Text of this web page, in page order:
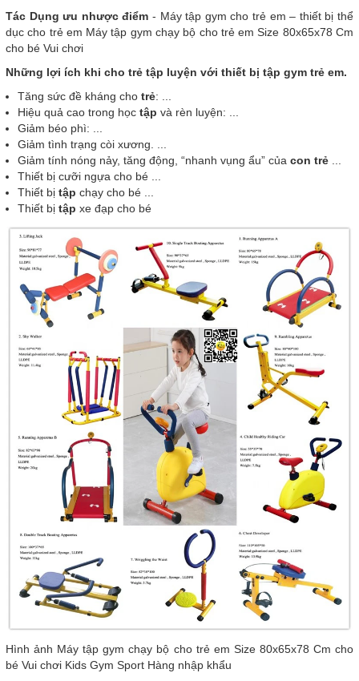
Tác Dụng ưu nhược điểm - Máy tập gym cho trẻ em – thiết bị thể
dục cho trẻ em Máy tập gym chạy bộ cho trẻ em Size 80x65x78 Cm
cho bé Vui chơi
Những lợi ích khi cho trẻ tập luyện với thiết bị tập gym trẻ em.
Tăng sức đề kháng cho trẻ: ...
Hiệu quả cao trong học tập và rèn luyện: ...
Giảm béo phì: ...
Giảm tình trạng còi xương. ...
Giảm tính nóng nảy, tăng động, “nhanh vụng ẩu” của con trẻ
Thiết bị cưỡi ngựa cho bé ...
Thiết bị tập chạy cho bé ...
Thiết bị tập xe đạp cho bé
Hình ảnh Máy tập gym chạy bộ cho trẻ em Size 80x65x78 Cm cho
bé Vui chơi Kids Gym Sport Hàng nhập khẩu